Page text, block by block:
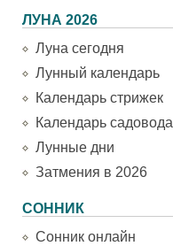
ЛУНА 2026
Луна сегодня
Лунный календарь
Календарь стрижек
Календарь садовода
Лунные дни
Затмения в 2026
СОННИК
Сонник онлайн